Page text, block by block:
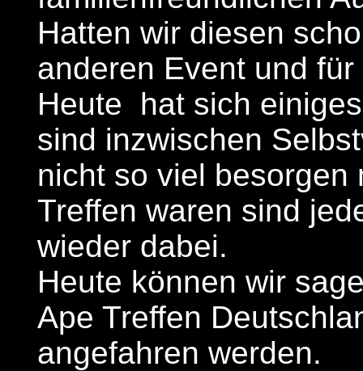
Hatten wir diesen
anderen Event und
Heute hat sich
sind inzwischen
nicht so viel besorgen
Treffen waren sind
wieder dabei.
Heute können wir
Ape Treffen
angefahren werden.